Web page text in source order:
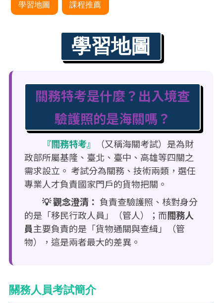
學習地圖 課程推薦
學習地圖
關務特考是什麼？出入境查
驗護照的是海關嗎？
『關務特考』
（又稱海關考試）是為財
政部所屬基隆、臺北、臺中、高雄等四關之
需求設立。 考試分為關務、技術兩類，選任
專業人才負責國家門戶的貨物把關。
💡 觀念澄清： 負責查驗護照、核對身分
的是「移民行政人員」（管人）；而關務人
員主要負責的是「貨物通關與查緝」（管
物），這是兩者最大的差異。
關務人員考試簡介